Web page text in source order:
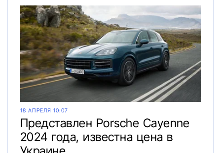
18 АПРЕЛЯ 10:07
Представлен Porsche Cayenne
2024 года, известна цена в